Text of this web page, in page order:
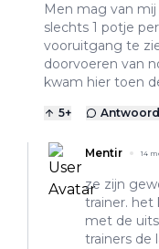
Men mag van
slechts 1 potje
vooruitgang te
doorvoeren van
kwam hier toen
5+ Antwoord
Mentir 14
ze zijn
trainer. het
met de
trainers de